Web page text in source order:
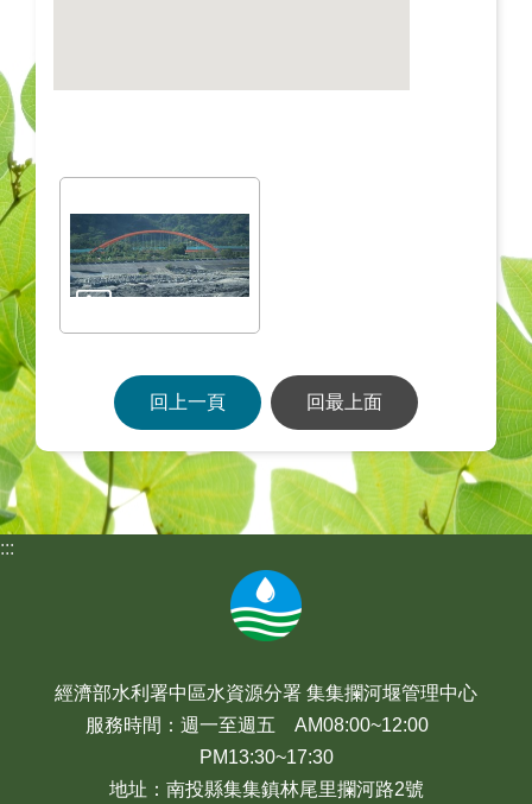
回上一頁 回最上面
:::
經濟部水利署中區水資源分署 集集攔河堰管理中心
服務時間：週一至週五 AM08:00~12:00
PM13:30~17:30
地址：南投縣集集鎮林尾里攔河路2號